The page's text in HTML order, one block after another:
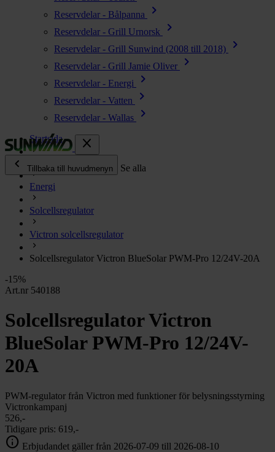
Reservdelar - Bålpanna chevron_right
Reservdelar - Grill Urnorsk chevron_right
Reservdelar - Grill Sunwind (2008 till 2018) chevron_right
Reservdelar - Grill Jamie Oliver chevron_right
Reservdelar - Energi chevron_right
Reservdelar - Vatten chevron_right
Reservdelar - Wallas
chevron_right
close
chevron_left
Tillbaka till huvudmenyn Se alla
Energi
Kök & Gasol chevron_right
Värme chevron_right
Vatten chevron_right
Lacanche
chevron_right
Startsida
Energi
Solcellsregulator
Victron solcellsregulator
Solcellsregulator Victron BlueSolar PWM-Pro 12/24V-20A
-15%
Art.nr 540188
Solcellsregulator Victron
BlueSolar PWM-Pro 12/24V-
20A
PWM-regulator från Victron med funktioner för belysningsstyrning
Victronkampanj
526,-
Tidigare pris: 619,-
info Erbjudandet gäller från 2026-07-09 till 2026-08-10